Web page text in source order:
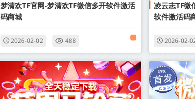
梦清欢TF官网-梦清欢TF微信多开软件激活
码商城
2026-02-02 488
凌云志TF微
软件激活码
2026-02-